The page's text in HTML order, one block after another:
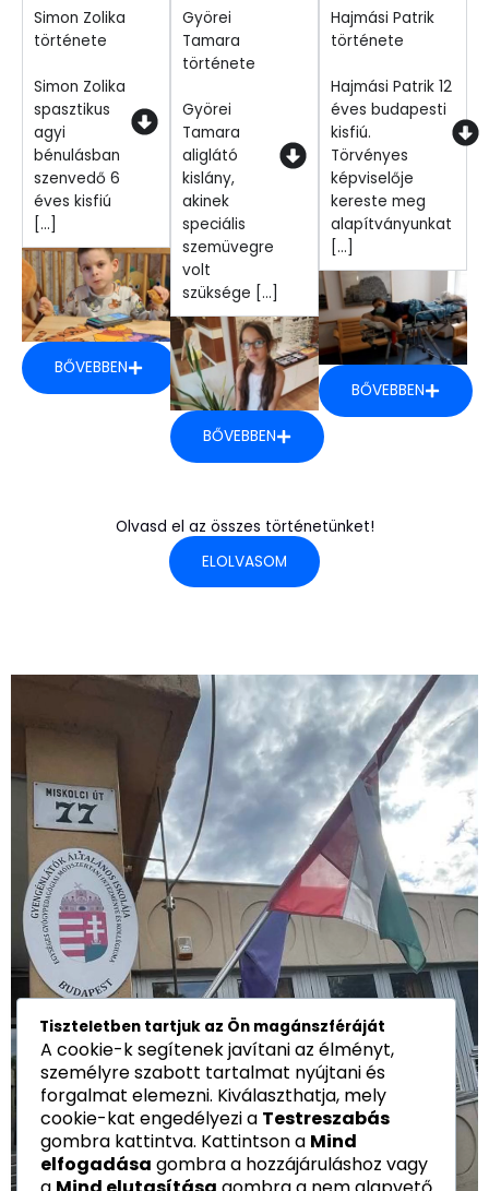
Simon Zolika
története
Simon Zolika
spasztikus
agyi
bénulásban
szenvedő 6
éves kisfiú
[...]
BŐVEBBEN
Györei
Tamara
története
Györei
Tamara
aliglátó
kislány,
akinek
speciális
szemüvegre
volt
szüksége [...]
BŐVEBBEN
Hajmási Patrik
története
Hajmási Patrik 12
éves budapesti
kisfiú.
Törvényes
képviselője
kereste meg
alapítványunkat
[...]
BŐVEBBEN
Olvasd el az összes történetünket!
ELOLVASOM
Tiszteletben tartjuk az Ön magánszféráját
A cookie-k segítenek javítani az élményt,
személyre szabott tartalmat nyújtani és
forgalmat elemezni. Kiválaszthatja, mely
cookie-kat engedélyezi a Testreszabás
gombra kattintva. Kattintson a Mind
elfogadása gombra a hozzájáruláshoz vagy